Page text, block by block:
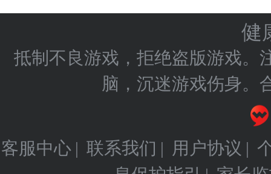
健
抵制不良游戏，拒绝盗版游戏。
脑，沉迷游戏伤身。
客服中心 | 联系我们 | 用户协议 |